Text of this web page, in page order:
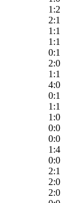
1:2
2:1
1:1
1:1
0:1
2:0
1:1
4:0
0:1
1:1
1:0
0:0
0:0
1:4
0:0
2:1
2:0
2:0